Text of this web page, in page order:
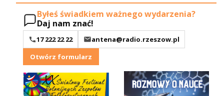
Byłeś świadkiem ważnego wydarzenia?
Daj nam znać!
17 222 22 22
antena@radio.rzeszow.pl
Otwórz formularz